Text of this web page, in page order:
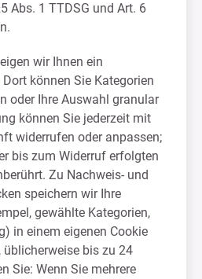
Abs. 1 TTDSG und Art. 6
wir Ihnen ein
können Sie Kategorien
oder Ihre Auswahl granular
können Sie jederzeit mit
widerrufen oder anpassen;
bis zum Widerruf erfolgten
Zu Nachweis- und
speichern wir Ihre
gewählte Kategorien,
in einem eigenen Cookie
bis zu 24
Sie: Wenn Sie mehrere